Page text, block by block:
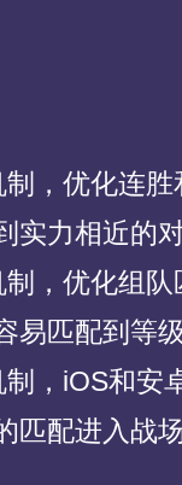
，优化连
实力相近的
，优化组
易匹配到等
，iOS和安
匹配进入战